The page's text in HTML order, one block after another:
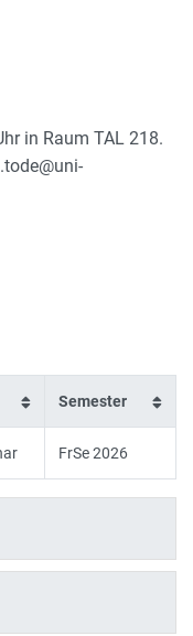
in Raum TAL 218.
Semester
FrSe 2026